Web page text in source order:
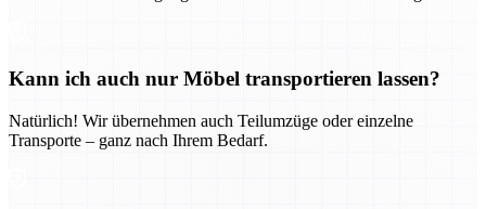
Kann ich auch nur Möbel transportieren lassen?
Natürlich! Wir übernehmen auch Teilumzüge oder einzelne
Transporte – ganz nach Ihrem Bedarf.